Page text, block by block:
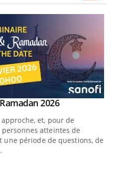
2026Youtube
approche, et, pour de
atteintes de
une période de questions, de